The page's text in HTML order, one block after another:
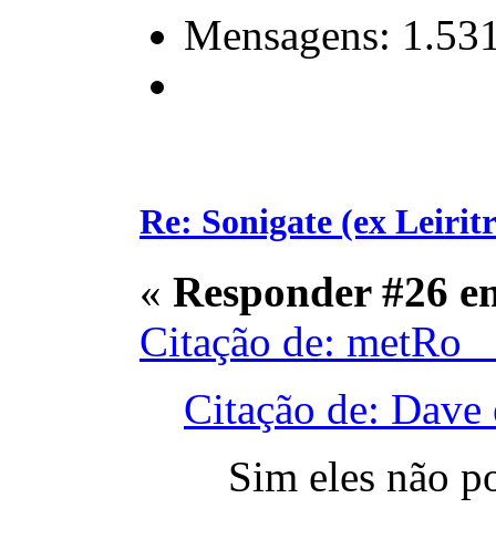
Mensagens:
Re: Sonigate (ex
« Responder #26
Citação de:
Citação de:
Sim eles não